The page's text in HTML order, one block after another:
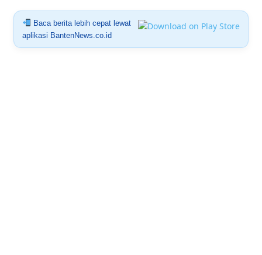
Baca berita lebih cepat lewat
aplikasi BantenNews.co.id